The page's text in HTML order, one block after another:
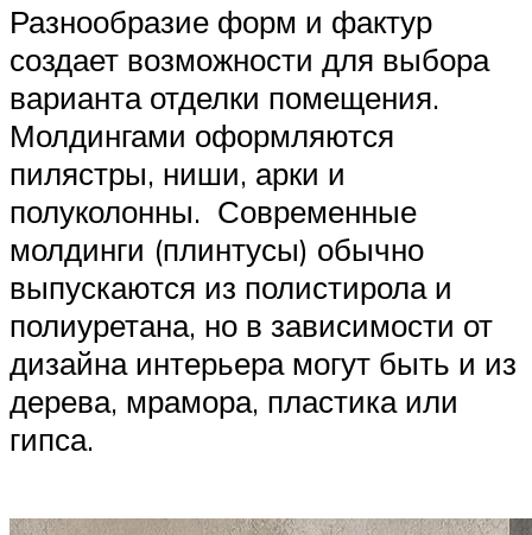
Разнообразие форм и фактур
создает возможности для выбора
варианта отделки помещения.
Молдингами оформляются
пилястры, ниши, арки и
полуколонны. Современные
молдинги (плинтусы) обычно
выпускаются из полистирола и
полиуретана, но в зависимости от
дизайна интерьера могут быть и из
дерева, мрамора, пластика или
гипса.